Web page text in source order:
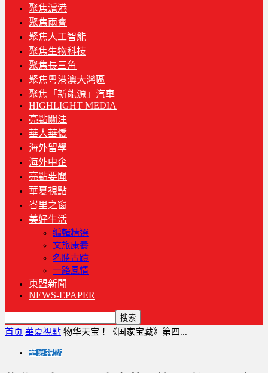
聚焦滬港
聚焦兩會
聚焦人工智能
聚焦生物科技
聚焦長三角
聚焦粵港澳大灣區
聚焦「新能源」汽車
HIGHLIGHT MEDIA
亮點關注
華人華僑
海外留學
海外中企
亮點要聞
華夏視點
峇里之窗
美好生活
編輯精選
文旅康養
名勝古蹟
一路風情
東盟新聞
NEWS-EPAPER
首页 華夏視點 物华天宝！《国家宝藏》第四...
華夏視點